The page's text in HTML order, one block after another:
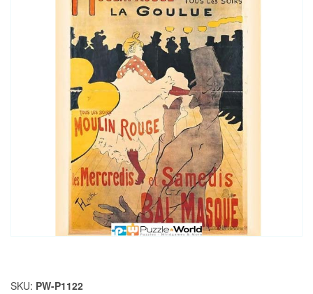
SKU: PW-P1122